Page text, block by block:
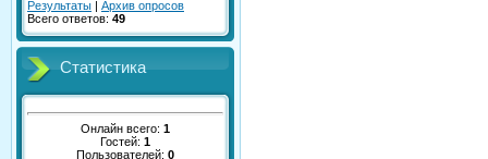
Результаты | Архив опросов
Всего ответов: 49
Статистика
Онлайн всего: 1
Гостей: 1
Пользователей: 0